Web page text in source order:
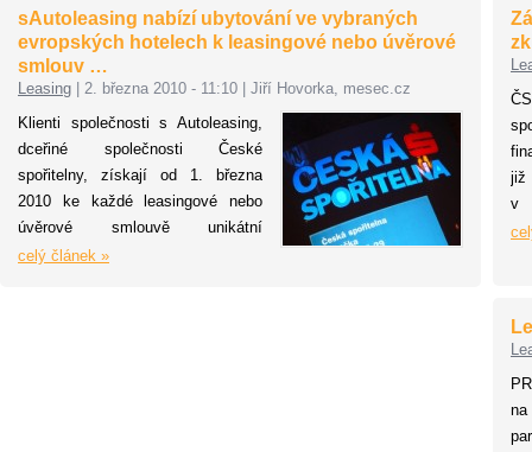
sAutoleasing nabízí ubytování ve vybraných
evropských hotelech k leasingové nebo úvěrové
smlouv …
Leasing 2. března 2010 - 11:10
Jiří Hovorka, mesec.cz
Klienti společnosti s Autoleasing,
dceřiné společnosti České
spořitelny, získají od 1. března
2010 ke každé leasingové nebo
úvěrové smlouvě unikátní
doplňkovou službu – cestovní
celý článek »
již
v
u
na